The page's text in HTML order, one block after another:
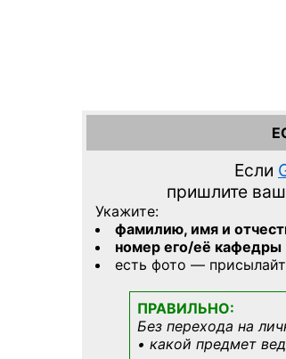
Если
пришлите
Укажите:
фамилию, имя и
номер его/её кафедры
есть фото —
ПРАВИЛЬНО:
Без перехода на
• какой предмет